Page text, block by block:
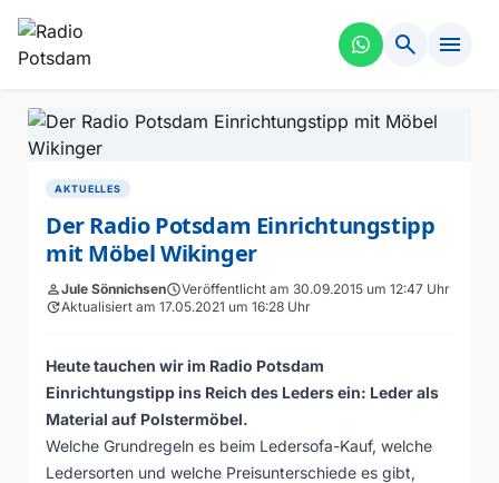
search menu
AKTUELLES
Der Radio Potsdam Einrichtungstipp
mit Möbel Wikinger
personJule SönnichsenscheduleVeröffentlicht am 30.09.2015 um 12:47 Uhr
updateAktualisiert am 17.05.2021 um 16:28 Uhr
Heute tauchen wir im Radio Potsdam
Einrichtungstipp ins Reich des Leders ein: Leder als
Material auf Polstermöbel.
Welche Grundregeln es beim Ledersofa-Kauf, welche
Ledersorten und welche Preisunterschiede es gibt,